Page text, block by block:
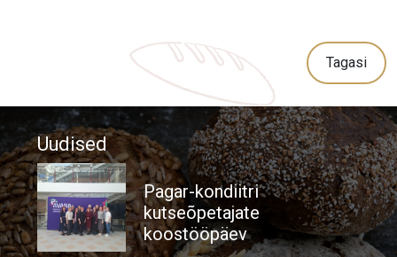
Tagasi
Uudised
Pagar-kondiitri
kutseõpetajate
koostööpäev